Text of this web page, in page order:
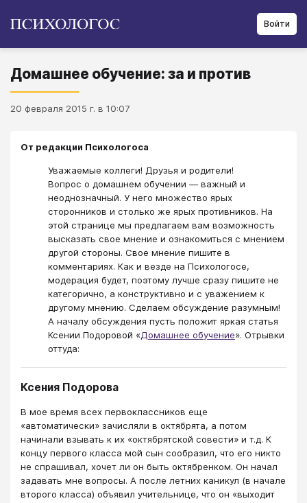
Войти
Домашнее обучение: за и против
20 февраля 2015 г. в 10:07
От редакции Психологоса
Уважаемые коллеги! Друзья и родители!
Вопрос о домашнем обучении ― важный и
неоднозначный. У него множество ярых
сторонников и столько же ярых противников. На
этой странице мы предлагаем вам возможность
высказать свое мнение и ознакомиться с мнением
другой стороны. Свое мнение пишите в
комментариях. Как и везде на Психологосе,
модерация будет, поэтому лучше сразу пишите не
категорично, а конструктивно и с уважением к
другому мнению. Сделаем обсуждение разумным!
А началу обсуждения пусть положит яркая статья
Ксении Подоровой «Домашнее обучение». Отрывки
оттуда:
Ксения Подорова
В мое время всех первоклассников еще
«автоматически» зачисляли в октябрята, а потом
начинали взывать к их «октябрятской совести» и т.д. К
концу первого класса мой сын сообразил, что его никто
не спрашивал, хочет ли он быть октябренком. Он начал
задавать мне вопросы. А после летних каникул (в начале
второго класса) объявил учительнице, что он «выходит